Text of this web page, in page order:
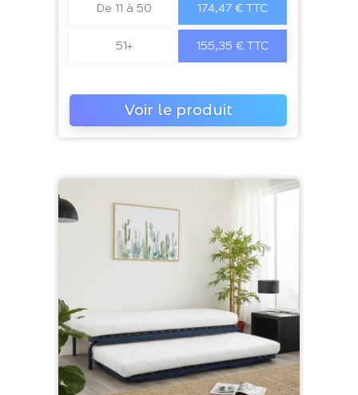
De 11 à 50 174,47 € TTC
51+ 155,35 € TTC
Voir le produit